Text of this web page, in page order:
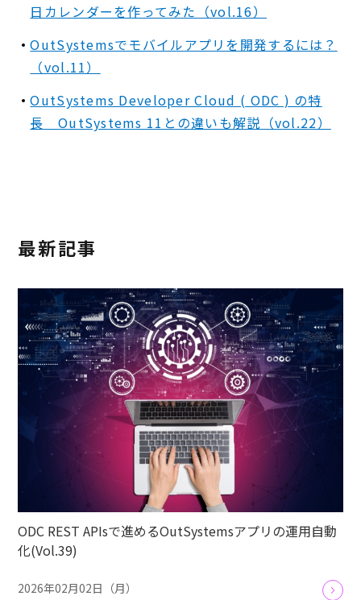
日カレンダーを作ってみた（vol.16）
OutSystemsでモバイルアプリを開発するには？
（vol.11）
OutSystems Developer Cloud ( ODC ) の特
長 OutSystems 11との違いも解説（vol.22）
最新記事
ODC REST APIsで進めるOutSystemsアプリの運用自動
化(Vol.39)
2026年02月02日（月）